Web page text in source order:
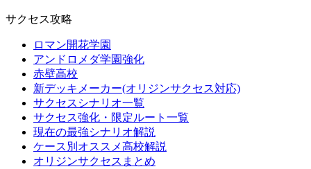
サクセス攻略
ロマン開花学園
アンドロメダ学園強化
赤壁高校
新デッキメーカー(オリジンサクセス対応)
サクセスシナリオ一覧
サクセス強化・限定ルート一覧
現在の最強シナリオ解説
ケース別オススメ高校解説
オリジンサクセスまとめ